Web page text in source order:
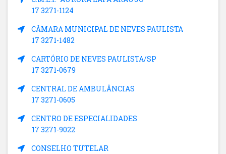
17 3271-1124
CÂMARA MUNICIPAL DE NEVES PAULISTA
17 3271-1482
CARTÓRIO DE NEVES PAULISTA/SP
17 3271-0679
CENTRAL DE AMBULÂNCIAS
17 3271-0605
CENTRO DE ESPECIALIDADES
17 3271-9022
CONSELHO TUTELAR